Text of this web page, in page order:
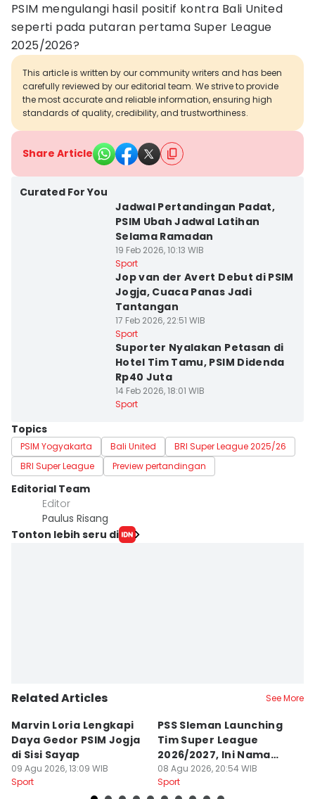
PSIM mengulangi hasil positif kontra Bali United
seperti pada putaran pertama Super League
2025/2026?
This article is written by our community writers and has been
carefully reviewed by our editorial team. We strive to provide
the most accurate and reliable information, ensuring high
standards of quality, credibility, and trustworthiness.
Share Article
Curated For You
Jadwal Pertandingan Padat,
PSIM Ubah Jadwal Latihan
Selama Ramadan
19 Feb 2026, 10:13 WIB
Sport
Jop van der Avert Debut di PSIM
Jogja, Cuaca Panas Jadi
Tantangan
17 Feb 2026, 22:51 WIB
Sport
Suporter Nyalakan Petasan di
Hotel Tim Tamu, PSIM Didenda
Rp40 Juta
14 Feb 2026, 18:01 WIB
Sport
Topics
PSIM Yogyakarta Bali United
BRI Super League 2025/26
BRI Super League
Preview pertandingan
Editorial Team
Editor
Paulus Risang
Tonton lebih seru di
Related Articles See More
Marvin Loria Lengkapi
Daya Gedor PSIM Jogja
di Sisi Sayap
09 Agu 2026, 13:09 WIB
Sport
PSS Sleman Launching
Tim Super League
2026/2027, Ini Nama
Para Pemain
08 Agu 2026, 20:54 WIB
Sport